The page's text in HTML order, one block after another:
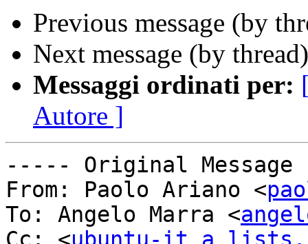
Previous message (by
Next message (by
Messaggi ordinati per:
Autore ]
----- Original
From: Paolo Ariano <
To: Angelo Marra <